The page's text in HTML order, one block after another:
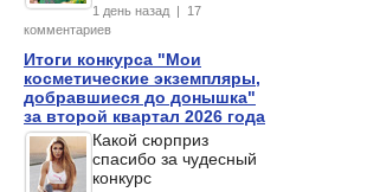
1 день назад | 17
комментариев
Итоги конкурса "Мои
косметические экземпляры,
добравшиеся до донышка"
за второй квартал 2026 года
Какой сюрприз
спасибо за чудесный
конкурс